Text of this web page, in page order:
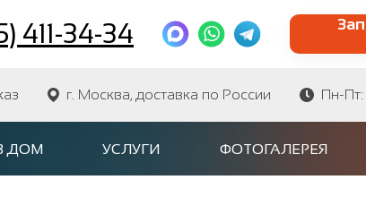
411-34-34
Найти по сайту
г. Москва, доставка по России Пн-
ДОМ УСЛУГИ ФОТОГАЛЕРЕЯ